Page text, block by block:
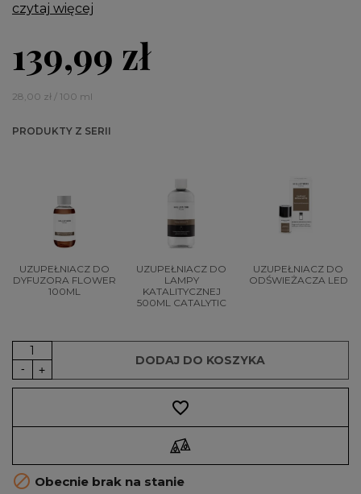
czytaj więcej
139,99 zł
28,00 zł / 100 ml
PRODUKTY Z SERII
UZUPEŁNIACZ DO
DYFUZORA FLOWER
100ML
UZUPEŁNIACZ DO
LAMPY
KATALITYCZNEJ
500ML CATALYTIC
UZUPEŁNIACZ DO
ODŚWIEŻACZA LED
DODAJ DO KOSZYKA
favorite_border
 Obecnie brak na stanie